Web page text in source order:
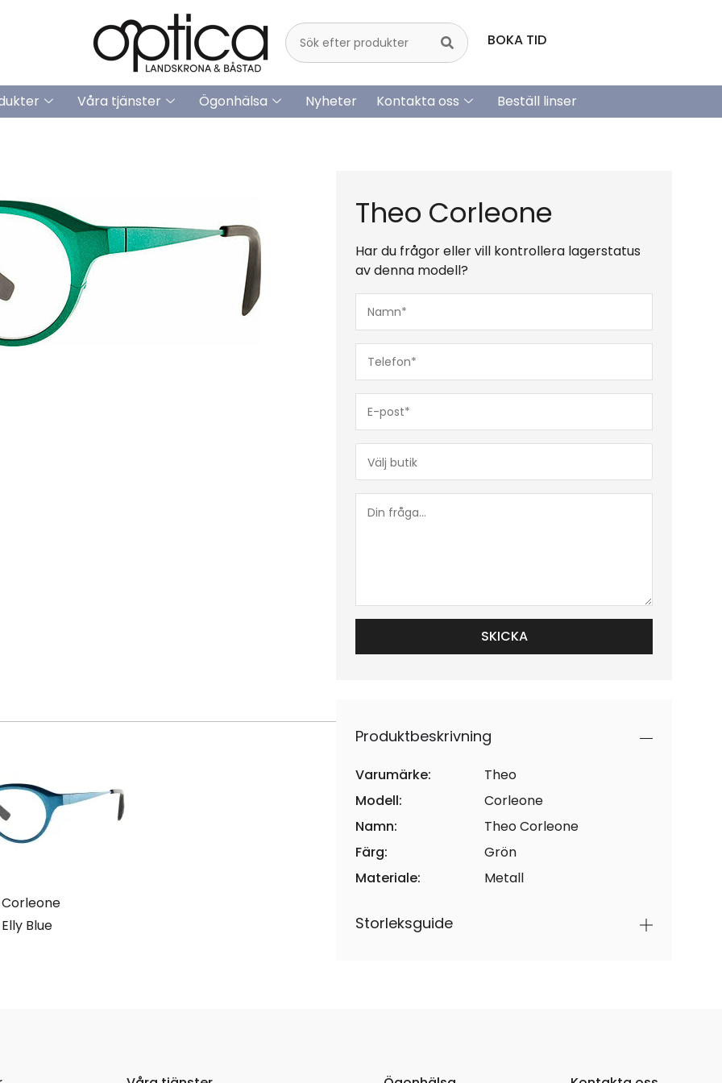
BOKA TID
Våra tjänster Ögonhälsa Nyheter Kontakta oss Beställ linser
Theo Corleone
Har du frågor eller vill kontrollera lagerstatus
av denna modell?
post*
(Obligatoriskt)
(Obligatoriskt)
fråga...
Blue
Produktbeskrivning
Varumärke:
Theo
Modell:
Corleone
Namn:
Theo Corleone
Färg:
Grön
Materiale:
Metall
Storleksguide